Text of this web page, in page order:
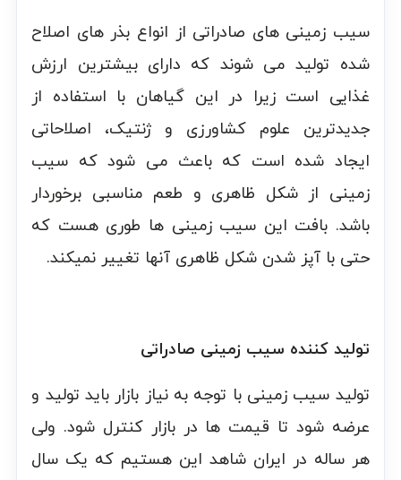
سیب زمینی های صادراتی از انواع بذر های اصلاح
شده تولید می شوند که دارای بیشترین ارزش
غذایی است زیرا در این گیاهان با استفاده از
جدیدترین علوم کشاورزی و ژنتیک، اصلاحاتی
ایجاد شده است که باعث می شود که سیب
زمینی از شکل ظاهری و طعم مناسبی برخوردار
باشد. بافت این سیب زمینی ها طوری هست که
حتی با آپز شدن شکل ظاهری آنها تغییر نمیکند.
تولید کننده سیب زمینی صادراتی
تولید سیب زمینی با توجه به نیاز بازار باید تولید و
عرضه شود تا قیمت ها در بازار کنترل شود. ولی
هر ساله در ایران شاهد این هستیم که یک سال